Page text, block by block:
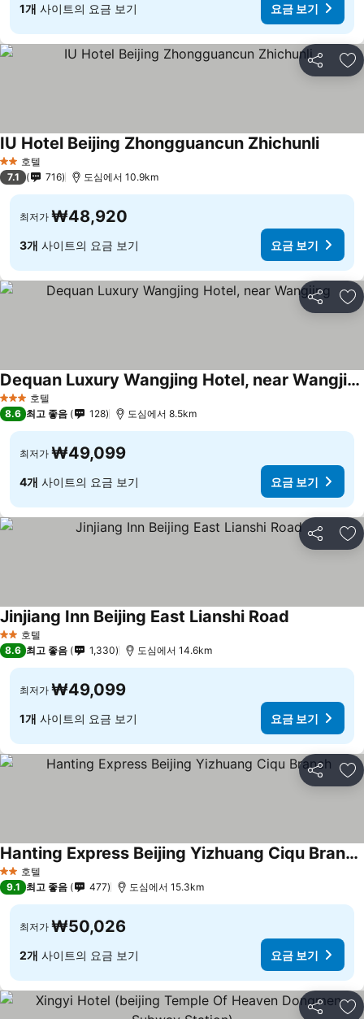
1개 사이트의 요금 보기 요금 보기
공유 즐
2 성급호텔
IU Hotel Beijing Zhongguancun Zhichunli
7.1 716 도심에서 10.9km
최저가 ₩48,920
3개 사이트의 요금 보기 요금 보기
공유 즐
3 성급 호텔
Dequan Luxury Wangjing Hotel, near Wangjing
8.6 최고 좋음 128 도심에서 8.5km
최저가 ₩49,099
4개 사이트의 요금 보기 요금 보기
공유 즐
2 성급호텔
Jinjiang Inn Beijing East Lianshi Road
8.6 최고 좋음 1,330 도심에서 14.6km
최저가 ₩49,099
1개 사이트의 요금 보기 요금 보기
공유 즐
2 성급호텔
Hanting Express Beijing Yizhuang Ciqu Branch
9.1 최고 좋음 477 도심에서 15.3km
최저가 ₩50,026
2개 사이트의 요금 보기 요금 보기
공유 즐